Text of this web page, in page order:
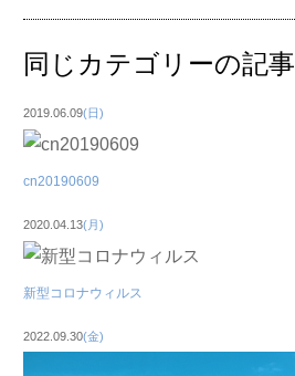
同じカテゴリーの記事
2019.06.09(日)
cn20190609
2020.04.13(月)
新型コロナウィルス
2022.09.30(金)